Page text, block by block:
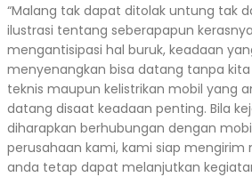
“Malang tak dapat ditolak untung tak
ilustrasi tentang seberapapun
mengantisipasi hal buruk, keadaan
menyenangkan bisa datang tanpa kita
teknis maupun kelistrikan mobil yang
datang disaat keadaan penting. Bila
diharapkan berhubungan dengan
perusahaan kami, kami siap
anda tetap dapat melanjutkan